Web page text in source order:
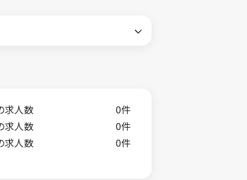
求人数
0件
求人数
0件
求人数
0件